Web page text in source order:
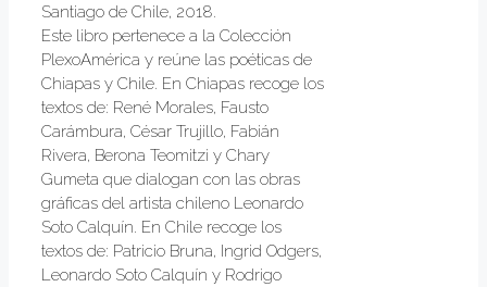
Santiago de Chile, 2018.
Este libro pertenece a la Colección
PlexoAmérica y reúne las poéticas de
Chiapas y Chile. En Chiapas recoge los
textos de: René Morales, Fausto
Carámbura, César Trujillo, Fabián
Rivera, Berona Teomitzi y Chary
Gumeta que dialogan con las obras
gráficas del artista chileno Leonardo
Soto Calquín. En Chile recoge los
textos de: Patricio Bruna, Ingrid Odgers,
Leonardo Soto Calquín y Rodrigo